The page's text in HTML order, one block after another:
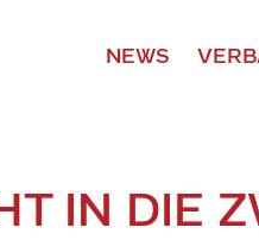
NEWS
IN DIE